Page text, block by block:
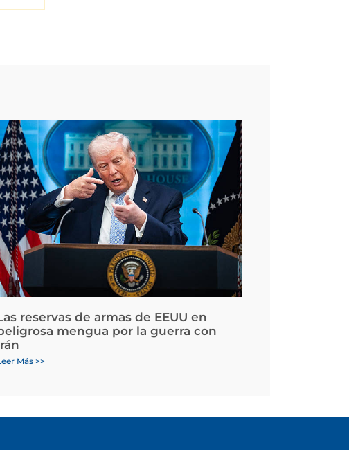
reservas de armas de EEUU en
mengua por la guerra con
Más >>